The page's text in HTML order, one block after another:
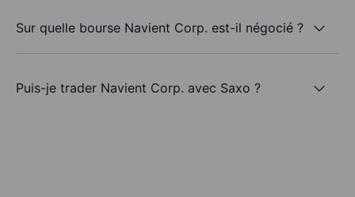
Sur quelle bourse Navient Corp. est-il négocié ?
Puis-je trader Navient Corp. avec Saxo ?